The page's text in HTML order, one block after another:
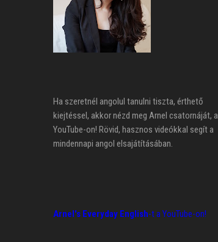
Ha szeretnél angolul tanulni tiszta, érthető
kiejtéssel, akkor nézd meg Arnel csatornáját, a
YouTube-on! Rövid, hasznos videókkal segít a
mindennapi angol elsajátításában.
Arnel's Everyday English-t a YouTube-on!